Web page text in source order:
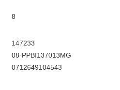
8
147233
08-PPBI137013MG
0712649104543